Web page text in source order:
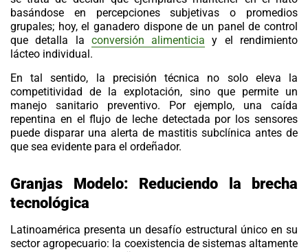
basándose en percepciones subjetivas o promedios
grupales; hoy, el ganadero dispone de un panel de control
que detalla la conversión alimenticia y el rendimiento
lácteo individual.
En tal sentido, la precisión técnica no solo eleva la
competitividad de la explotación, sino que permite un
manejo sanitario preventivo. Por ejemplo, una caída
repentina en el flujo de leche detectada por los sensores
puede disparar una alerta de mastitis subclínica antes de
que sea evidente para el ordeñador.
Granjas Modelo: Reduciendo la brecha
tecnológica
Latinoamérica presenta un desafío estructural único en su
sector agropecuario: la coexistencia de sistemas altamente